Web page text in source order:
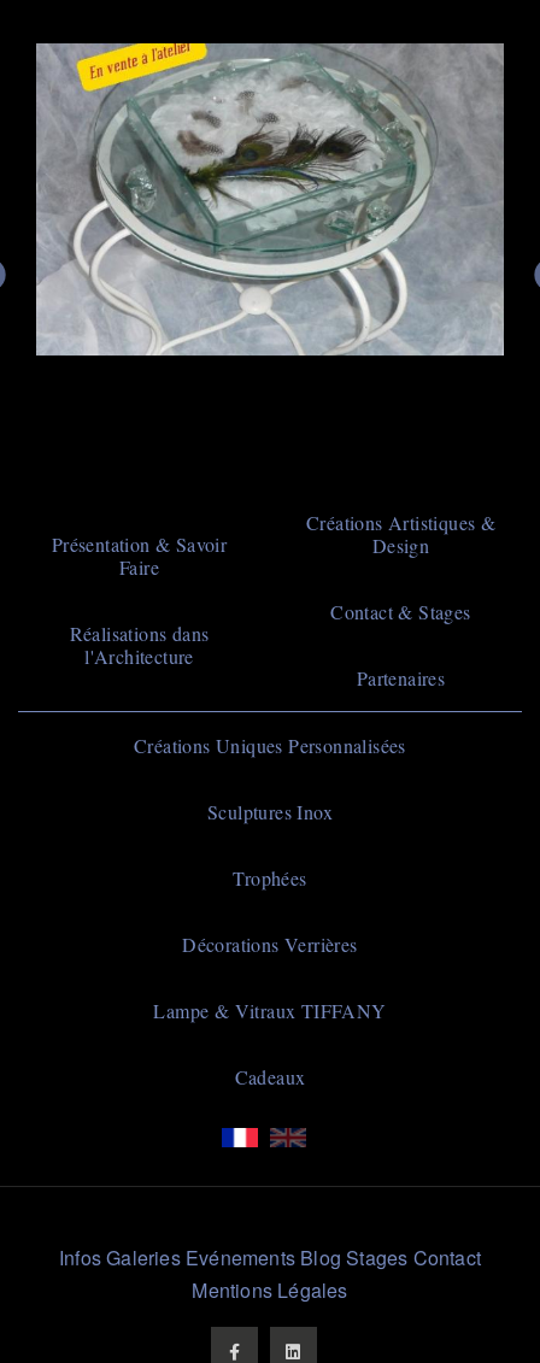
Main
navigation
Présentation & Savoir
Faire
Réalisations dans
l'Architecture
Créations Artistiques &
Design
Contact & Stages
Partenaires
NavigationCréations Uniques Personnalisées
Sculptures Inox
Trophées
Décorations Verrières
Lampe & Vitraux TIFFANY
Cadeaux
Liens
InfosGaleries Evénements Blog Stages Contact
Mentions Légales